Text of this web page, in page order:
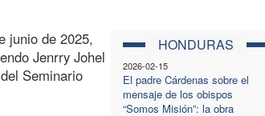
HONDURAS
2026-02-15
El padre Cárdenas sobre el
mensaje de los obispos
“Somos Misión”: la obra
junio de 2025,
Jenrry Johel
Seminario